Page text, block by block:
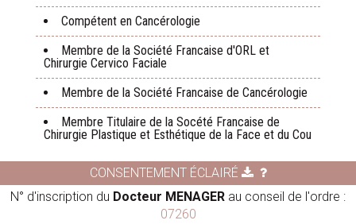
Compétent en Cancérologie
Membre de la Société Francaise d'ORL et
Chirurgie Cervico Faciale
Membre de la Société Francaise de Cancérologie
Membre Titulaire de la Socété Francaise de
Chirurgie Plastique et Esthétique de la Face et du Cou
CONSENTEMENT ÉCLAIRÉ
N° d'inscription du Docteur MENAGER au conseil de l'ordre :
07260